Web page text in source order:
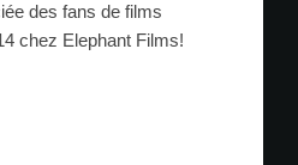
des fans de films
chez Elephant Films!